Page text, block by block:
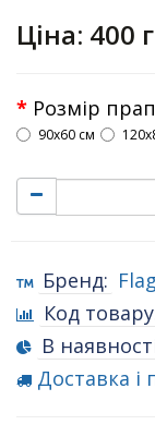
Ціна: 400
Розмір
90х60 см
Бренд:
Код
В
Доставка і